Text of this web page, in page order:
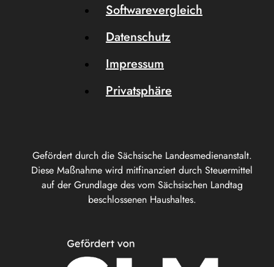
Gefördert durch die Sächsische Landesmedienanstalt.
Diese Maßnahme wird mitfinanziert durch Steuermittel
auf der Grundlage des vom Sächsischen Landtag
beschlossenen Haushaltes.
Softwarevergleich
Datenschutz
Impressum
Privatsphäre